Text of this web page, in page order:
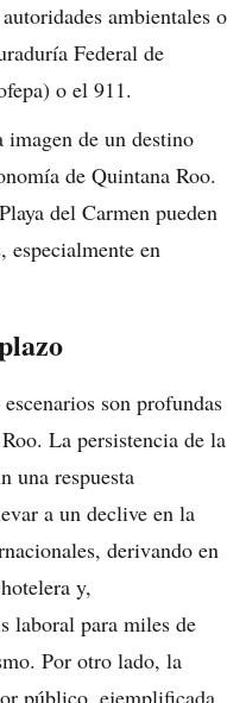
ambientales o
Federal de
o el 911.
imagen de un destino
de Quintana Roo.
del Carmen pueden
especialmente en
son profundas
La persistencia de la
una respuesta
a un declive en la
derivando en
y,
laboral para miles de
Por otro lado, la
público, ejemplificada